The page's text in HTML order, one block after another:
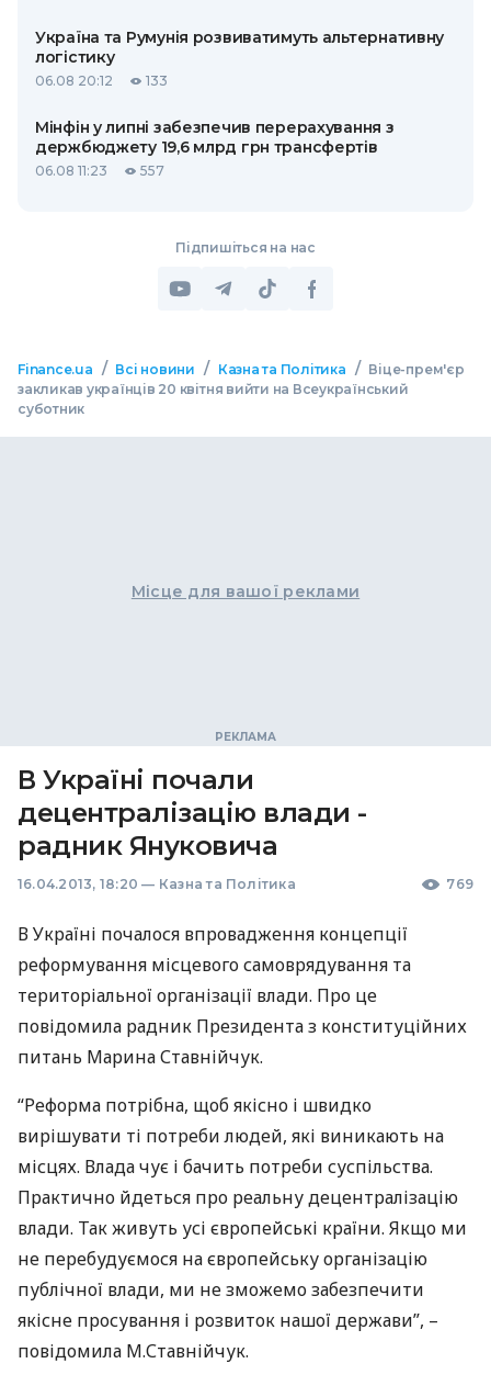
Україна та Румунія розвиватимуть альтернативну
логістику
06.08 20:12 133
Мінфін у липні забезпечив перерахування з
держбюджету 19,6 млрд грн трансфертів
06.08 11:23 557
Підпишіться на нас
Finance.ua / Всі новини / Казна та Політика / Віце-прем'єр
закликав українців 20 квітня вийти на Всеукраїнський
суботник
Місце для вашої реклами
В Україні почали
децентралізацію влади -
радник Януковича
16.04.2013, 18:20 — Казна та Політика 769
В Україні почалося впровадження концепції
реформування місцевого самоврядування та
територіальної організації влади. Про це
повідомила радник Президента з конституційних
питань Марина Ставнійчук.
“Реформа потрібна, щоб якісно і швидко
вирішувати ті потреби людей, які виникають на
місцях. Влада чує і бачить потреби суспільства.
Практично йдеться про реальну децентралізацію
влади. Так живуть усі європейські країни. Якщо ми
не перебудуємося на європейську організацію
публічної влади, ми не зможемо забезпечити
якісне просування і розвиток нашої держави”, –
повідомила М.Ставнійчук.